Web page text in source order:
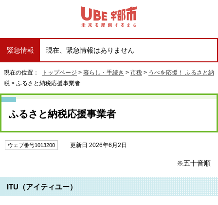
緊急情報 現在、緊急情報はありません
現在の位置： トップページ > 暮らし・手続き > 市税 > うべを応援！ ふるさと納
税 > ふるさと納税応援事業者
ふるさと納税応援事業者
ウェブ番号1013200 更新日 2026年6月2日
※五十音順
ITU（アイティユー）